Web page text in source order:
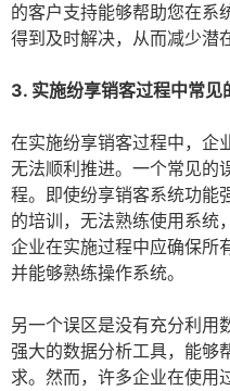
的客户支持能够帮助您在系
得到及时解决，从而减少潜
3. 实施纷享销客过程中常见
在实施纷享销客过程中，企
无法顺利推进。一个常见的
程。即使纷享销客系统功能
的培训，无法熟练使用系统
企业在实施过程中应确保所
并能够熟练操作系统。
另一个误区是没有充分利用
强大的数据分析工具，能够
求。然而，许多企业在使用